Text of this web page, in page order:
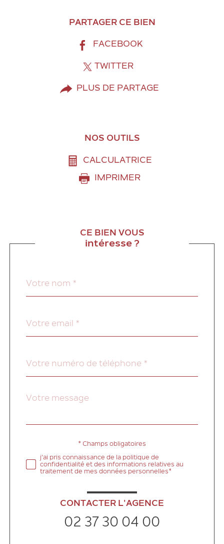
PARTAGER CE BIEN
FACEBOOK
TWITTER
PLUS DE PARTAGE
NOS OUTILS
CALCULATRICE
IMPRIMER
CE BIEN VOUS
intéresse ?
*
*
*
Fieldset
Message
Validation* Champs obligatoires
j'ai pris connaissance de la politique de
confidentialité et des informations relatives au
traitement de mes données personnelles*
CONTACTER L'AGENCE
02 37 30 04 00